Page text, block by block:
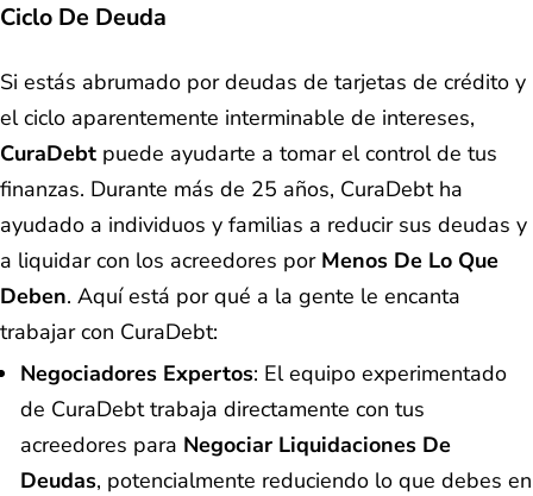
Ciclo De Deuda
Si estás abrumado por deudas de tarjetas de crédito y
el ciclo aparentemente interminable de intereses,
CuraDebt puede ayudarte a tomar el control de tus
finanzas. Durante más de 25 años, CuraDebt ha
ayudado a individuos y familias a reducir sus deudas y
a liquidar con los acreedores por Menos De Lo Que
Deben. Aquí está por qué a la gente le encanta
trabajar con CuraDebt:
Negociadores Expertos: El equipo experimentado
de CuraDebt trabaja directamente con tus
acreedores para Negociar Liquidaciones De
Deudas, potencialmente reduciendo lo que debes en